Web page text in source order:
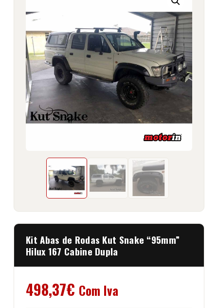
Kit Abas de Rodas Kut Snake “95mm”
Hilux 167 Cabine Dupla
498,37€ Com Iva